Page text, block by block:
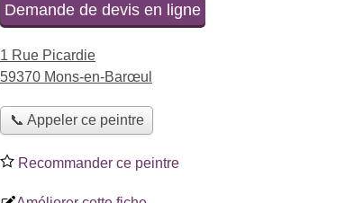
Demande de devis en ligne
1 Rue Picardie
59370 Mons-en-Barœul
📞 Appeler ce peintre
Recommander ce peintre